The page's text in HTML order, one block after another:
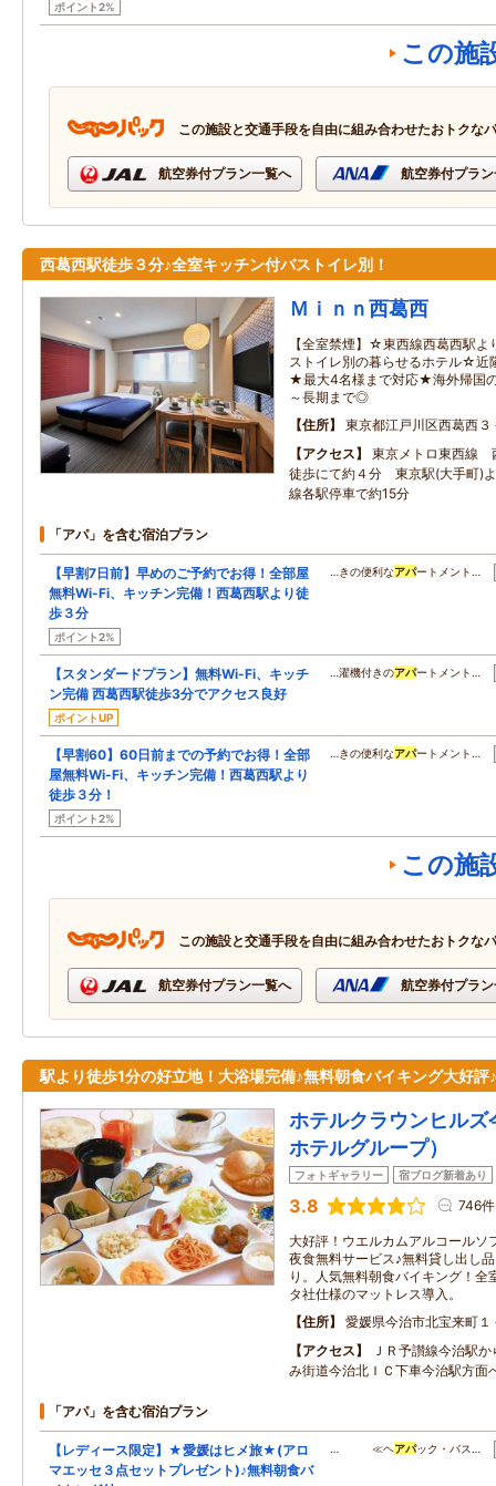
ポイント2%
この施
この施設と交通手段を自由に組み合わせたおトクな
航空券付プラン一覧へ 航空券付プラ
西葛西駅徒歩３分♪全室キッチン付バストイレ別！
Ｍｉｎｎ西葛西
【全室禁煙】☆東西線西葛西駅
ストイレ別の暮らせるホテル☆近
★最大4名様まで対応★海外帰国
～長期まで◎
住所
東京都江戸川区西葛西３
アクセス
東京メトロ東西線
徒歩にて約４分 東京駅(大手町)
線各駅停車で約15分
「アパ」を含む宿泊プラン
【早割7日前】早めのご予約でお得！全部屋
無料Wi-Fi、キッチン完備！西葛西駅より徒
歩３分
ポイント2%
…きの便利なアパートメント…
【スタンダードプラン】無料Wi-Fi、キッチ
ン完備 西葛西駅徒歩3分でアクセス良好
ポイントUP
…濯機付きのアパートメント…
【早割60】60日前までの予約でお得！全部
屋無料Wi-Fi、キッチン完備！西葛西駅より
徒歩３分！
ポイント2%
…きの便利なアパートメント…
この施
この施設と交通手段を自由に組み合わせたおトクな
航空券付プラン一覧へ 航空券付プラ
駅より徒歩1分の好立地！大浴場完備♪無料朝食バイキング大好評♪
ホテルクラウンヒルズ
ホテルグループ）
フォトギャラリー 宿ブログ新着あり
3.8 746件
大好評！ウエルカムアルコールソ
夜食無料サービス♪無料貸し出し
り。人気無料朝食バイキング！全
タ社仕様のマットレス導入。
住所
愛媛県今治市北宝来町１
アクセス
ＪＲ予讃線今治駅
み街道今治北ＩＣ下車今治駅方面
「アパ」を含む宿泊プラン
【レディース限定】★愛媛はヒメ旅★(アロ
マエッセ３点セットプレゼント)♪無料朝食バ
… ≪ヘアパック・バス…